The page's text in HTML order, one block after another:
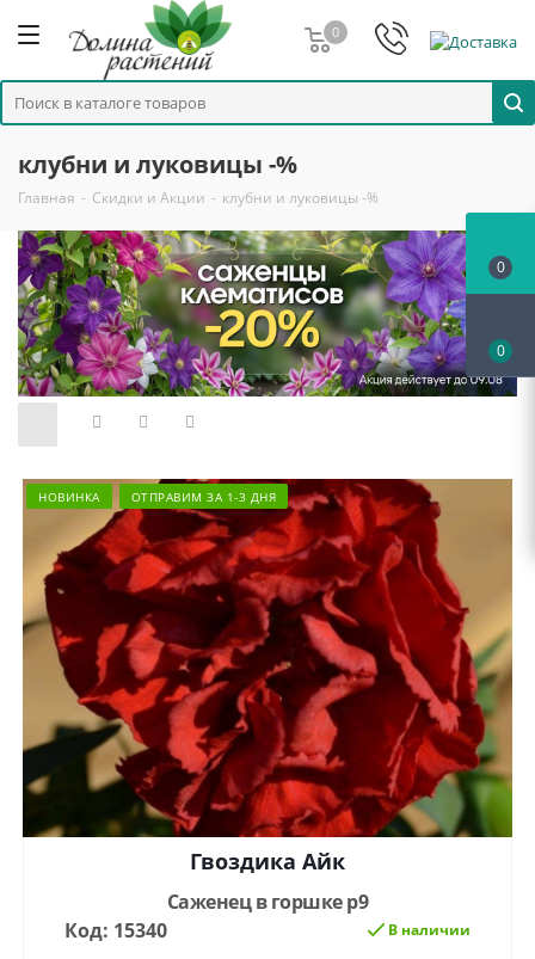
0
клубни и луковицы -%
Главная - Скидки и Акции - клубни и луковицы -%
НОВИНКА ОТПРАВИМ ЗА 1-3 ДНЯ
Гвоздика Айк
Саженец в горшке р9
Код: 15340
В наличии
0
0